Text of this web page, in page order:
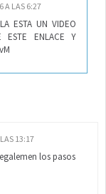
A LAS 6:27
ESTA UN VIDEO
ESTE ENLACE Y
13:17
los pasos